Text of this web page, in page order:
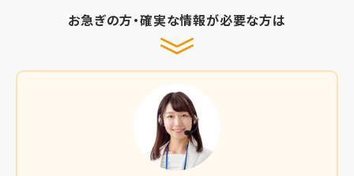
お急ぎの方・確実な情報が必要な方は